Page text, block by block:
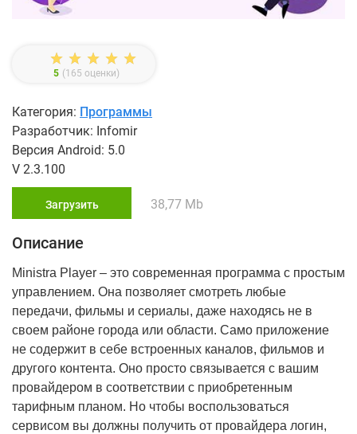
5 (165 оценки)
Категория: Программы
Разработчик: Infomir
Версия Android: 5.0
V 2.3.100
Загрузить 38,77 Mb
Описание
Ministra Player – это современная программа с простым
управлением. Она позволяет смотреть любые
передачи, фильмы и сериалы, даже находясь не в
своем районе города или области. Само приложение
не содержит в себе встроенных каналов, фильмов и
другого контента. Оно просто связывается с вашим
провайдером в соответствии с приобретенным
тарифным планом. Но чтобы воспользоваться
сервисом вы должны получить от провайдера логин,